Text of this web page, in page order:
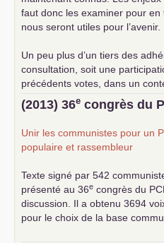
faut donc les examiner pour
nous seront utiles pour l’avenir.
Un peu plus d’un tiers des
consultation, soit une
précédents votes, dans un
... lire la suite
(2013) 36e congrès du
Unir les communistes pour un
populaire et rassembleur
Texte signé par 542
présenté au 36e congrès du
discussion. Il a obtenu 3694
pour le choix de la base